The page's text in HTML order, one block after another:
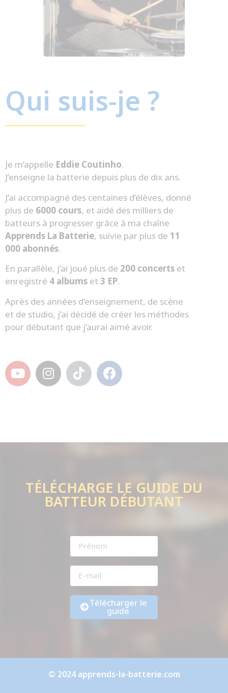
Qui suis-je ?
Je m’appelle Eddie Coutinho.
J’enseigne la batterie depuis plus de dix ans.
J’ai accompagné des centaines d’élèves, donné
plus de 6000 cours, et aidé des milliers de
batteurs à progresser grâce à ma chaîne
Apprends La Batterie, suivie par plus de 11
000 abonnés.
En parallèle, j’ai joué plus de 200 concerts et
enregistré 4 albums et 3 EP.
Après des années d’enseignement, de scène
et de studio, j’ai décidé de créer les méthodes
pour débutant que j’aurai aimé avoir.
TÉLÉCHARGE LE GUIDE DU
BATTEUR DÉBUTANT
Télécharger le
guide
© 2024 apprends-la-batterie.com